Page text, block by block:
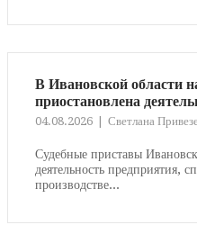
В Ивановской области
приостановлена
04.08.2026 Светлана
Судебные приставы
деятельность предприятия,
производстве...